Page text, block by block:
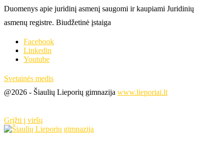
Duomenys apie juridinį asmenį saugomi ir kaupiami Juridinių
asmenų registre. Biudžetinė įstaiga
Facebook
Linkedin
Youtube
Svetainės medis
@2026 - Šiaulių Lieporių gimnazija www.lieporiai.lt
Grįžti į viršų